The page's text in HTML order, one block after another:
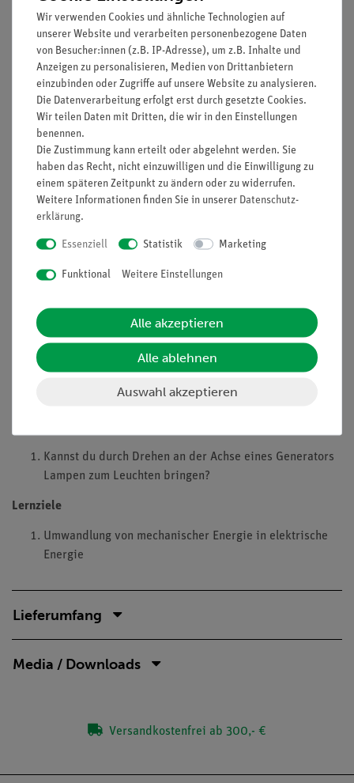
Prinzip
Die im Versuch verwendeten Lampen haben sehr
unterschiedliche Leistungen. Den Schülerinnen und Schülern
sollte anschaulich deutlich sein, dass schnelleres Ziehen an
der Schnur das Zuführen von mehr mechanischer Energie
bedeutet.
Wenn die physikalischen Zusammenhänge von Spannung,
Stromstärke und Leistung bekannt sind, können in der
Zusatzaufgabe auch genauere Betrachtungen zur Erzeugung
elektrischer Energie vorgenommen werden.
Vorteile
Versuch ist Teil einer Komplettlösung mit insgesamt 17
Grundlagen und Wärmeenergie
Einfaches Experimentieren durch Montage des
Generators im Stativfuß
Generator angeschlossen werden
Kannst du durch Drehen an der Achse eines Generators
Lampen zum Leuchten bringen?
Lernziele
Umwandlung von mechanischer Energie in elektrische
Energie
Lieferumfang
Media / Downloads
Versandkostenfrei ab 300,- €
Wir verwenden Cookies und ähnliche Technologien auf
unserer Website und verarbeiten personenbezogene Daten
von Besucher:innen (z.B. IP-Adresse), um z.B. Inhalte und
Anzeigen zu personalisieren, Medien von Drittanbietern
einzubinden oder Zugriffe auf unsere Website zu analysieren.
Die Datenverarbeitung erfolgt erst durch gesetzte Cookies.
Wir teilen Daten mit Dritten, die wir in den Einstellungen
benennen.
Die Zustimmung kann erteilt oder abgelehnt werden. Sie
haben das Recht, nicht einzuwilligen und die Einwilligung zu
einem späteren Zeitpunkt zu ändern oder zu widerrufen.
Weitere Informationen finden Sie in unserer Daten­schutz­
erklärung.
Essenziell Statistik Marketing
Funktional Weitere Einstellungen
Alle akzeptieren
Alle ablehnen
Auswahl akzeptieren